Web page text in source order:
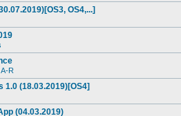
OS4,...]
R
1.0 (18.03.2019)[OS4]
(04.03.2019)